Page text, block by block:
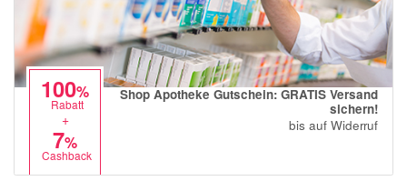
100%
Rabatt
+
7%
Cashback
Shop Apotheke Gutschein: GRATIS Versand
sichern!
bis auf Widerruf